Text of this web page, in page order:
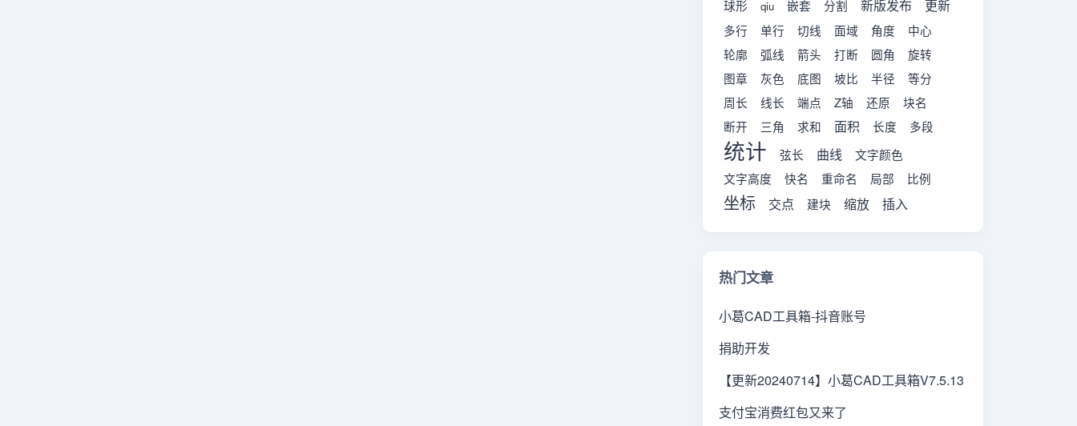
球形 qiu 嵌套 分割 新版发布 更新
多行 单行 切线 面域 角度
中心
轮廓
弧线 箭头 打断 圆角
旋转
图章
灰色 底图 坡比 半径
等分
周长
线长 端点 Z轴 还原
块名
断开
三角 求和 面积 长度 多段
统计 弦长 曲线
文字颜色
文字高度
快名 重命名 局部 比例
坐标 交点 建块 缩放 插入
热门文章
小葛CAD工具箱-抖音账号
捐助开发
【更新20240714】小葛CAD工具箱V7.5.13
支付宝消费红包又来了